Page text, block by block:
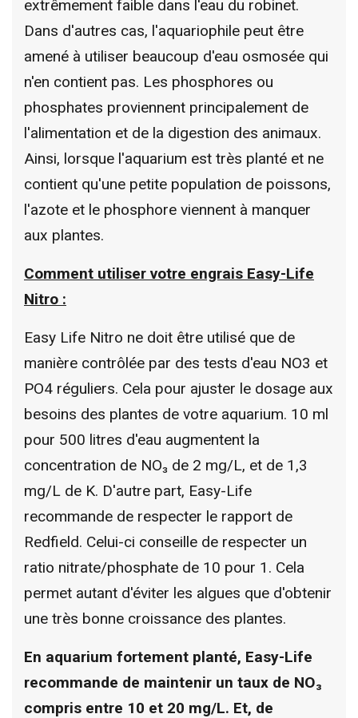
extrêmement faible dans l'eau du robinet.
Dans d'autres cas, l'aquariophile peut être
amené à utiliser beaucoup d'eau osmosée qui
n'en contient pas. Les phosphores ou
phosphates proviennent principalement de
l'alimentation et de la digestion des animaux.
Ainsi, lorsque l'aquarium est très planté et ne
contient qu'une petite population de poissons,
l'azote et le phosphore viennent à manquer
aux plantes.
Comment utiliser votre engrais Easy-Life
Nitro :
Easy Life Nitro ne doit être utilisé que de
manière contrôlée par des tests d'eau NO3 et
PO4 réguliers. Cela pour ajuster le dosage aux
besoins des plantes de votre aquarium. 10 ml
pour 500 litres d'eau augmentent la
concentration de NO₃ de 2 mg/L, et de 1,3
mg/L de K. D'autre part, Easy-Life
recommande de respecter le rapport de
Redfield. Celui-ci conseille de respecter un
ratio nitrate/phosphate de 10 pour 1. Cela
permet autant d'éviter les algues que d'obtenir
une très bonne croissance des plantes.
En aquarium fortement planté, Easy-Life
recommande de maintenir un taux de NO₃
compris entre 10 et 20 mg/L. Et, de